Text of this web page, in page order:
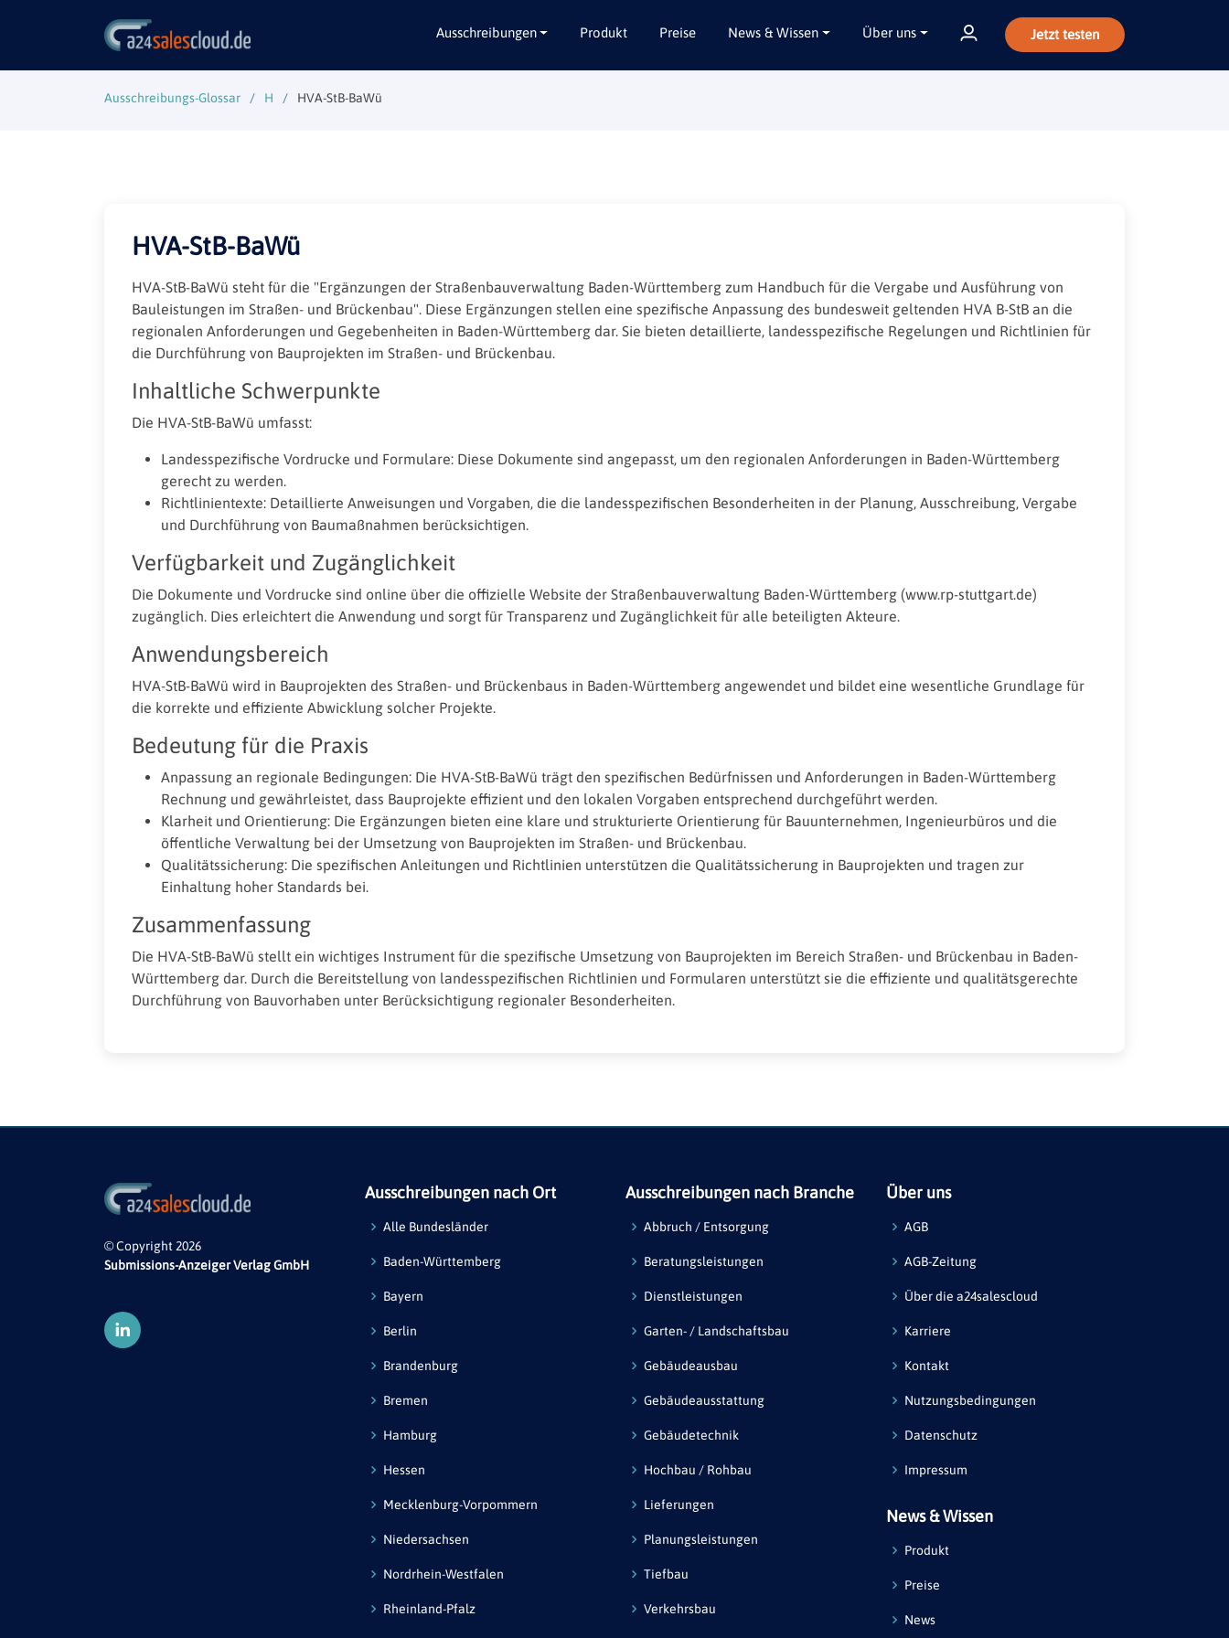
Ausschreibungen
Hamburg
Hessen
Mecklenburg-Vorpommern
Saarland
Sachsen-Anhalt
Thüringen
Gebäudetechnik
Hochbau / Rohbau
Lieferungen
Produkt Preise News & Wissen Über uns Jetzt testen
Ausschreibungs-Glossar H HVA-StB-BaWü
HVA-StB-BaWü
HVA-StB-BaWü steht für die "Ergänzungen der Straßenbauverwaltung Baden-Württemberg zum Handbuch für die Vergabe und Ausführung von
Bauleistungen im Straßen- und Brückenbau". Diese Ergänzungen stellen eine spezifische Anpassung des bundesweit geltenden HVA B-StB an die
regionalen Anforderungen und Gegebenheiten in Baden-Württemberg dar. Sie bieten detaillierte, landesspezifische Regelungen und Richtlinien für
die Durchführung von Bauprojekten im Straßen- und Brückenbau.
Inhaltliche Schwerpunkte
Die HVA-StB-BaWü umfasst:
Landesspezifische Vordrucke und Formulare: Diese Dokumente sind angepasst, um den regionalen Anforderungen in Baden-Württemberg
gerecht zu werden.
Richtlinientexte: Detaillierte Anweisungen und Vorgaben, die die landesspezifischen Besonderheiten in der Planung, Ausschreibung, Vergabe
und Durchführung von Baumaßnahmen berücksichtigen.
Verfügbarkeit und Zugänglichkeit
Die Dokumente und Vordrucke sind online über die offizielle Website der Straßenbauverwaltung Baden-Württemberg (www.rp-stuttgart.de)
zugänglich. Dies erleichtert die Anwendung und sorgt für Transparenz und Zugänglichkeit für alle beteiligten Akteure.
Anwendungsbereich
HVA-StB-BaWü wird in Bauprojekten des Straßen- und Brückenbaus in Baden-Württemberg angewendet und bildet eine wesentliche Grundlage für
die korrekte und effiziente Abwicklung solcher Projekte.
Bedeutung für die Praxis
Anpassung an regionale Bedingungen: Die HVA-StB-BaWü trägt den spezifischen Bedürfnissen und Anforderungen in Baden-Württemberg
Rechnung und gewährleistet, dass Bauprojekte effizient und den lokalen Vorgaben entsprechend durchgeführt werden.
Klarheit und Orientierung: Die Ergänzungen bieten eine klare und strukturierte Orientierung für Bauunternehmen, Ingenieurbüros und die
öffentliche Verwaltung bei der Umsetzung von Bauprojekten im Straßen- und Brückenbau.
Qualitätssicherung: Die spezifischen Anleitungen und Richtlinien unterstützen die Qualitätssicherung in Bauprojekten und tragen zur
Einhaltung hoher Standards bei.
Zusammenfassung
Die HVA-StB-BaWü stellt ein wichtiges Instrument für die spezifische Umsetzung von Bauprojekten im Bereich Straßen- und Brückenbau in Baden-
Württemberg dar. Durch die Bereitstellung von landesspezifischen Richtlinien und Formularen unterstützt sie die effiziente und qualitätsgerechte
Durchführung von Bauvorhaben unter Berücksichtigung regionaler Besonderheiten.
© Copyright 2026
Submissions-Anzeiger Verlag GmbH
Ausschreibungen nach Ort
Alle Bundesländer
Baden-Württemberg
Bayern
Berlin
Brandenburg
Bremen
Hamburg
Hessen
Mecklenburg-Vorpommern
Niedersachsen
Nordrhein-Westfalen
Rheinland-Pfalz
Ausschreibungen nach Branche
Abbruch / Entsorgung
Beratungsleistungen
Dienstleistungen
Garten- / Landschaftsbau
Gebäudeausbau
Gebäudeausstattung
Gebäudetechnik
Hochbau / Rohbau
Lieferungen
Planungsleistungen
Tiefbau
Verkehrsbau
Über uns
AGB
AGB-Zeitung
Über die a24salescloud
Karriere
Kontakt
Nutzungsbedingungen
Datenschutz
Impressum
News & Wissen
Produkt
Preise
News